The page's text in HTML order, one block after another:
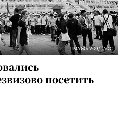
IMAGO/VCG/ТАСС
посетить